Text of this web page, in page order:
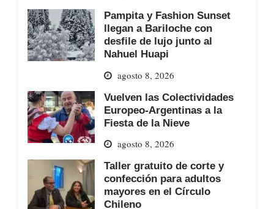
Pampita y Fashion Sunset
llegan a Bariloche con
desfile de lujo junto al
Nahuel Huapi
agosto 8, 2026
Vuelven las Colectividades
Europeo-Argentinas a la
Fiesta de la Nieve
agosto 8, 2026
Taller gratuito de corte y
confección para adultos
mayores en el Círculo
Chileno